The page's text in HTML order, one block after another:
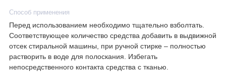
Способ применения
Перед использованием необходимо тщательно взболтать.
Соответствующее количество средства добавить в выдвижной
отсек стиральной машины, при ручной стирке – полностью
растворить в воде для полоскания. Избегать
непосредственного контакта средства с тканью.